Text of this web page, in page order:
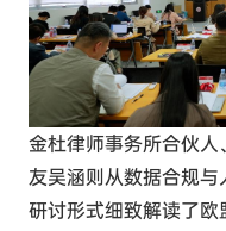
金杜律师事务所合伙人
友吴涵则从数据合规
研讨形式细致解读了欧